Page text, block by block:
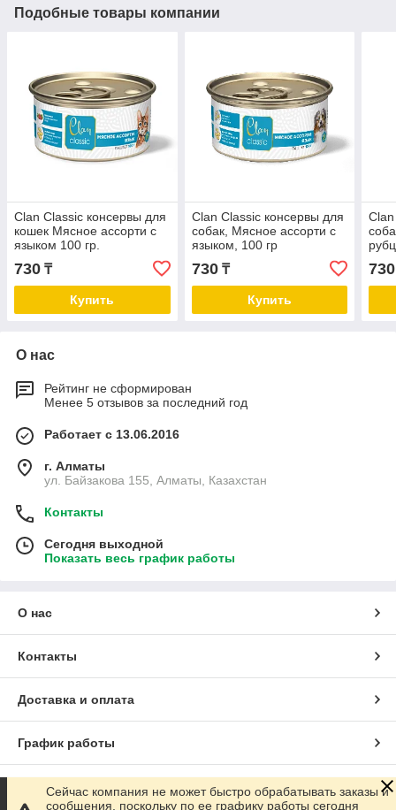
Подобные товары компании
Clan Classic консервы для
кошек Мясное ассорти с
языком 100 гр.
730 ₸
Купить
Clan Classic консервы для
собак, Мясное ассорти с
языком, 100 гр
730₸
Купить
730
О нас
Рейтинг не сформирован
Менее 5 отзывов за последний год
Работает с 13.06.2016
г. Алматы
ул. Байзакова 155, Алматы, Казахстан
Контакты
Сегодня выходной
Показать весь график работы
О нас
Контакты
Доставка и оплата
График работы
Полная версия сайта
Сейчас компания не может быстро обрабатывать заказы и
сообщения, поскольку по ее графику работы сегодня